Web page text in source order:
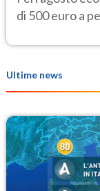
di 500 euro a
Ultime news